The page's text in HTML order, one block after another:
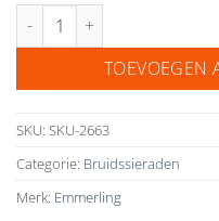
necklace 66185 aantal
TOEVOEGEN
SKU: SKU-2663
Categorie: Bruidssieraden
Merk: Emmerling